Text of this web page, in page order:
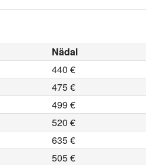
Nädal
440 €
475 €
499 €
520 €
635 €
505 €